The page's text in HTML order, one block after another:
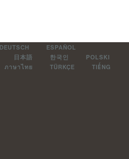
DEUTSCH
ESPAÑOL
日本語 한국인
POLSKI
ภาษาไทย TÜRKÇE
TIẾNG